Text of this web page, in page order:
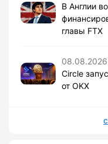
В Англии
главы FTX
08.08.2026
Circle
от OKX